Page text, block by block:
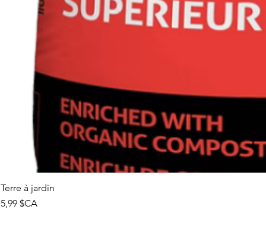
Terre à jardin
Prix
5,99 $CA